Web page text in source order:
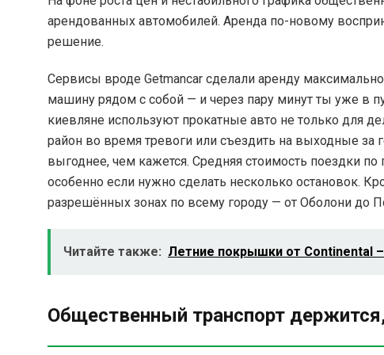
арендованных автомобилей. Аренда по-новому
решение.
Сервисы вроде Getmancar сделали аренду
машину рядом с собой — и через пару минут ты уже в
киевляне используют прокатные авто не только для
район во время тревоги или съездить на выходные за
выгоднее, чем кажется. Средняя стоимость поездки
особенно если нужно сделать несколько остановок.
разрешённых зонах по всему городу — от Оболони до
Читайте также: Летние покрышки от Continental
Общественный транспорт